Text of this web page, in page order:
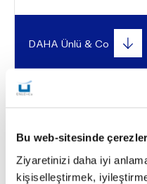
Bu web-sitesinde
Ziyaretinizi daha iyi
kişiselleştirmek,
DAHA Ünlü & Co